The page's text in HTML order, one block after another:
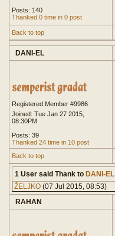
Posts: 140
Thanked 0 time in 0 post
Back to top
DANI-EL
Registered Member #9986
Joined: Tue Jan 27 2015,
08:30PM
Posts: 39
Thanked 24 time in 10 post
Back to top
1 User said Thank to DANI-EL
ŽELJKO (07 Jul 2015, 08:53)
RAHAN